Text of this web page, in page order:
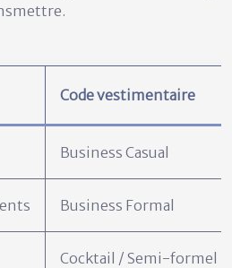
Code vestimentaire
Business Casual
Business Formal
Cocktail / Semi-formel